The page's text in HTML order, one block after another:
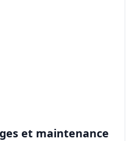
et maintenance